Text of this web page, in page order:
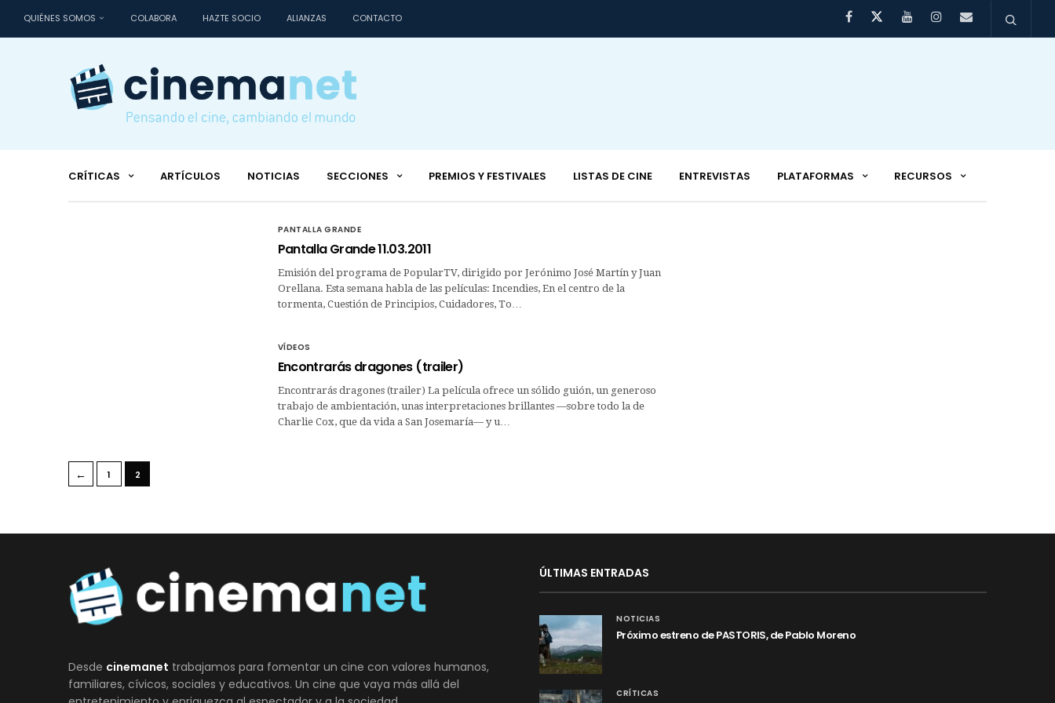
QUIÉNES SOMOS COLABORA HAZTE SOCIO ALIANZAS CONTACTO
CRÍTICAS ARTÍCULOS NOTICIAS SECCIONES PREMIOS Y FESTIVALES LISTAS DE CINE ENTREVISTAS PLATAFORMAS RECURSOS
PANTALLA GRANDE
Pantalla Grande 11.03.2011
Emisión del programa de PopularTV, dirigido por Jerónimo José Martín y Juan
Orellana. Esta semana habla de las películas: Incendies, En el centro de la
tormenta, Cuestión de Principios, Cuidadores, To…
VÍDEOS
Encontrarás dragones (trailer)
Encontrarás dragones (trailer) La película ofrece un sólido guión, un generoso
trabajo de ambientación, unas interpretaciones brillantes —sobre todo la de
Charlie Cox, que da vida a San Josemaría— y u…
← 1 2
Desde cinemanet trabajamos para fomentar un cine con valores humanos,
familiares, cívicos, sociales y educativos. Un cine que vaya más allá del
ÚLTIMAS ENTRADAS
NOTICIAS
Próximo estreno de PASTORIS, de Pablo Moreno
CRÍTICAS